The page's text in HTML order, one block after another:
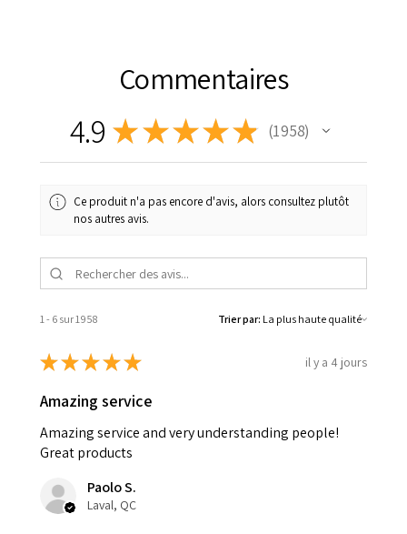
Commentaires
4.9 ★★★★★ 1 958
1958
Ce produit n'a pas encore d'avis, alors consultez plutôt
nos autres avis.
1 - 6 sur 1 958 Trier par:
★★★★★ il y a 4 jours
Amazing service
Amazing service and very understanding people!
Great products
Paolo S.
Laval, QC